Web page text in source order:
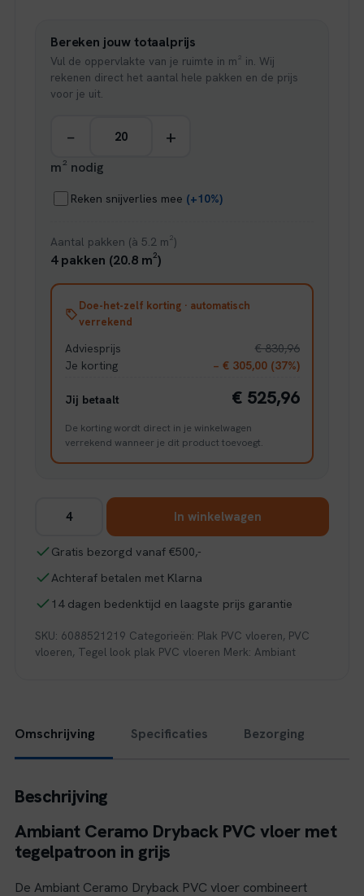
€ 39,95.€ 33,96.
Bereken jouw totaalprijs
Vul de oppervlakte van je ruimte in m² in. Wij
rekenen direct het aantal hele pakken en de prijs
voor je uit.
− +
m² nodig
Reken snijverlies mee (+10%)
Aantal pakken (à 5.2 m²)
4 pakken (20.8 m²)
Doe-het-zelf korting · automatisch
verrekend
Adviesprijs
€ 830,96
Je korting
− € 305,00 (37%)
Jij betaalt € 525,96
De korting wordt direct in je winkelwagen
verrekend wanneer je dit product toevoegt.
Ceramo
dryback
aantal
In winkelwagen
Gratis bezorgd vanaf €500,-
Achteraf betalen met Klarna
14 dagen bedenktijd en laagste prijs garantie
SKU: 6088521219 Categorieën: Plak PVC vloeren, PVC
vloeren, Tegel look plak PVC vloeren Merk: Ambiant
Omschrijving Specificaties Bezorging
Beschrijving
Ambiant Ceramo Dryback PVC vloer met
tegelpatroon in grijs
De Ambiant Ceramo Dryback PVC vloer combineert